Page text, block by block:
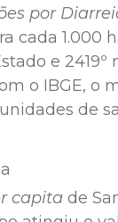
por
cada 1.000
e 2419º
o IBGE, o
de
capita de